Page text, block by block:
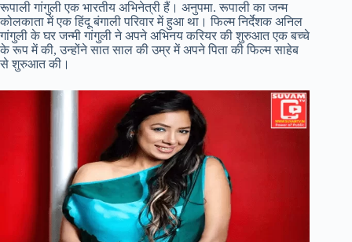
रूपाली गांगुली एक भारतीय अभिनेत्री हैं। अनुपमा. रूपाली का जन्म
कोलकाता में एक हिंदू बंगाली परिवार में हुआ था। फिल्म निर्देशक अनिल
गांगुली के घर जन्मी गांगुली ने अपने अभिनय करियर की शुरुआत एक बच्चे
के रूप में की, उन्होंने सात साल की उम्र में अपने पिता की फिल्म साहेब
से शुरुआत की।